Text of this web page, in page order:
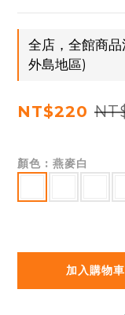
全店，全館商
外島地區)
NT$220
顏色 : 燕麥白
加入購物車